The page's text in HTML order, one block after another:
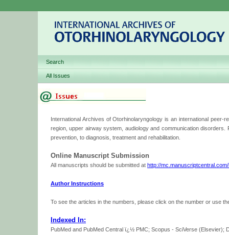
Search
All Issues
International Archives of Otorhinolaryngology is an international
region, upper airway system, audiology and communication
prevention, to diagnosis, treatment and rehabilitation.
Online Manuscript Submission
All manuscripts should be submitted at http://
Author Instructions
To see the articles in the numbers, please click on the number or use
Indexed In:
PubMed and PubMed Central ï¿½ PMC; Scopus - SciVerse